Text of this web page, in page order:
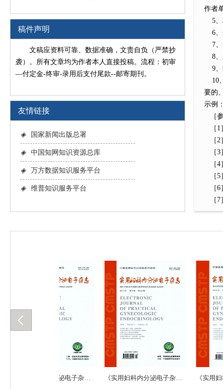
作者
5、
6、
7、
8、
9、
10
要的
示例
［
［1
［2
［3
［4
［5
［6
［7
稿件声明
文稿应资料可靠、数据准确，文责自负（严禁抄
袭）。所有文章均为作者本人直接投稿。流程：初审
—付定金-终审-录用后支付尾款--邮寄期刊。
友情链接
◈ 国家新闻出版总署
◈ 中国知网知识资源总库
◈ 万方数据知识服务平台
◈ 维普知识服务平台
《实用妇科内分泌电子杂志》-2019.21 《实用妇科内分泌电子杂志》-2019.22